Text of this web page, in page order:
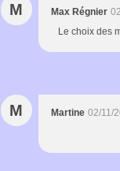
M Max Régnier
Le choix des
M Martine 02/11/